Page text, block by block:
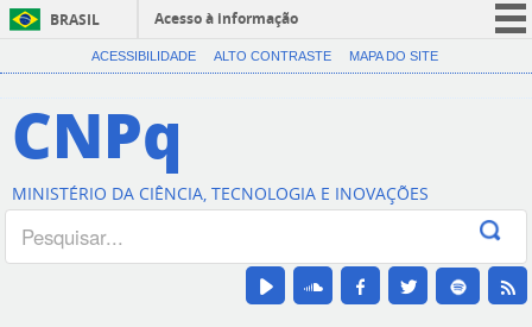
BRASIL
Acesso à informação
CORONAVÍRUS (COVID-19)
Canais
ACESSIBILIDADE ALTO CONTRASTE MAPA DO SITE
CNPq
MINISTÉRIO DA CIÊNCIA, TECNOLOGIA E INOVAÇÕES